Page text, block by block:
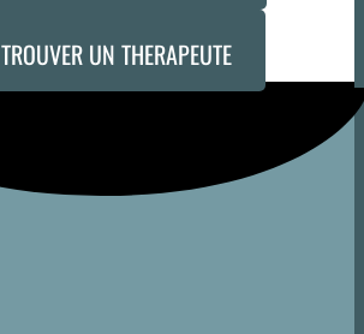
TROUVER UN THERAPEUTE